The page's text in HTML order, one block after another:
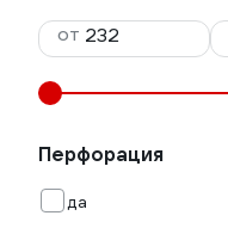
от
Перфорация
да